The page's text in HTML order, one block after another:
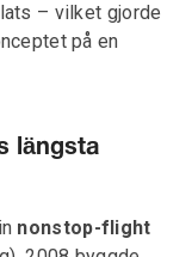
– vilket gjorde
på en
längsta
nonstop-flight